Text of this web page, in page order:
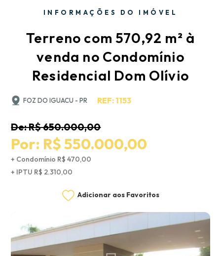
INFORMAÇÕES DO IMÓVEL
Terreno com 570,92 m² à
venda no Condomínio
Residencial Dom Olívio
FOZ DO IGUACU - PR REF: 1153
De: R$ 650.000,00
Por: R$ 550.000,00
+ Condomínio R$ 470,00
+ IPTU R$ 2.310,00
Adicionar aos Favoritos